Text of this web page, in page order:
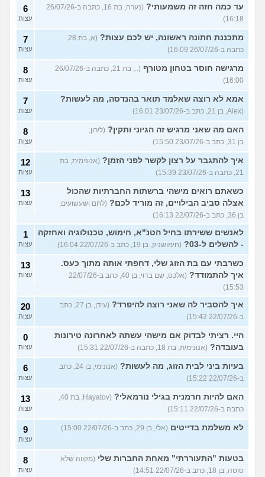
עד כמה חזה זה משמעותי?
(נערה, בת 16, כתבה ב-26/07/26
16:18)
6
עצות
מתכננת חתונה ראשונה, יש לכם עצות?
(א, בת 28,
כתבה ב-26/07/26 16:09)
7
עצות
מרגישה חוסר בטחון מטורף
(.., בת 21, כתבה ב-26/07/26
16:00)
8
עצות
אמא לא רוצה שאלמד תואר בהנדסה, מה לעשות?
(Alex, בן 21, כתב ב-23/07/26 16:01)
7
עצות
האם מה שאני מרגיש זה הגיוני ותקין? (לירון,
בן 31, כתב ב-23/07/26 15:50)
8
עצות
איך להתגבר על רצון לקשר לפני הזמן? (אנונימית, בת
21, כתבה ב-23/07/26 15:39)
12
עצות
כשאתם רואים מישהי ברשתות החברתיות שהכול
אצלה סביב הבילויים, זה מוריד לכם? (לחם ושעשועים,
בן 36, כתב ב-22/07/26 16:13)
13
עצות
לאנשים ששירתו בחיל הטנ"א, חימוש, טכנולוגיה ואחזקה
- להשלים ל-03?
(חימושניק, בן 19, כתב ב-22/07/26 16:04)
1
עצות
כשרבתי עם בת הזוג שלי, דחפתי אותה מתוך כעס.
איך להתמודד?
(אלכס, שם בדוי, בן 40, כתב ב-22/07/26
15:53)
13
עצות
איך להסביר לה שאני רוצה להיפרד?
(עידן, בן 27, כתב
ב-22/07/26 15:42)
20
עצות
היי. רציתי לבדוק אם מישהי עשתה לאחרונה טירונות
בעובדה? (אנונימית, בת 18, כתבה ב-22/07/26 15:31)
0
עצות
בעיות ביני לבית הזוג, מה לעשות?
(אנונימי, בן 24, כתב
ב-22/07/26 15:22)
6
עצות
האם להיות חרמנית בגילי נורמאלי?
(Hayatov, בת 40,
כתבה ב-22/07/26 15:11)
13
עצות
לא משלמת בדייטים (אלי, בן 29, כתב ב-22/07/26 15:00) 9
עצות
בטעות "התעוררתי" מאחת החברות שלי (מקווה שלא
סוטה, בן 18, כתב ב-22/07/26 14:51)
8
עצות